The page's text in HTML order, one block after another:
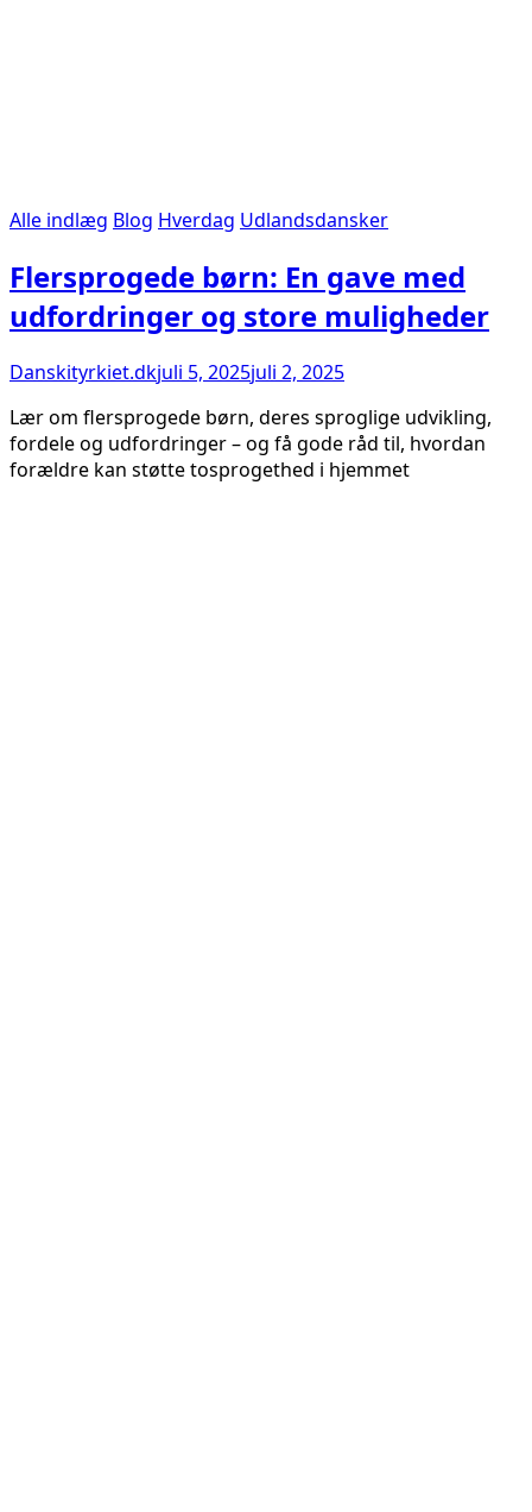
Alle indlæg Blog Hverdag Udlandsdansker
Flersprogede børn: En gave med
udfordringer og store muligheder
Danskityrkiet.dkjuli 5, 2025juli 2, 2025
Lær om flersprogede børn, deres sproglige udvikling,
fordele og udfordringer – og få gode råd til, hvordan
forældre kan støtte tosprogethed i hjemmet